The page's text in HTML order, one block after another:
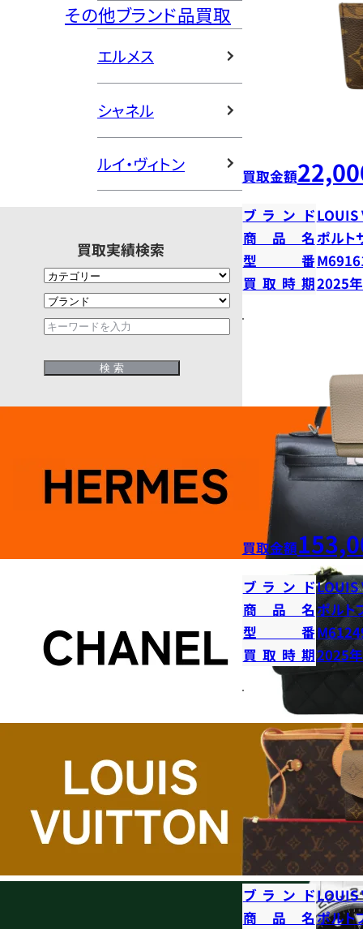
その他ブランド品買取
エルメス
シャネル
ルイ・ヴィトン
買取実績検索
買取金額
ブランドLOUIS
商品名ポルト
型番
買取時期2025
買取金額
ブランドLOUIS
商品名ポルト
型番
買取時期2025
ブランドLOUIS
商品名ポルト